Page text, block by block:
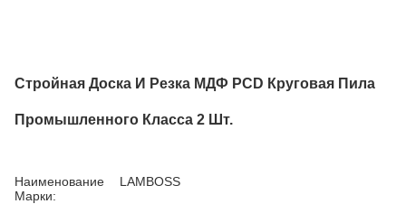
Стройная Доска И Резка МДФ PCD Круговая Пила
Промышленного Класса 2 Шт.
Наименование
Марки:
LAMBOSS